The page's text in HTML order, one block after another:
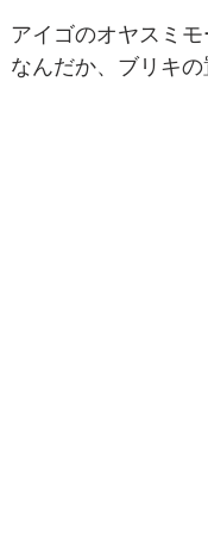
アイゴのオヤスミモ
なんだか、ブリキ